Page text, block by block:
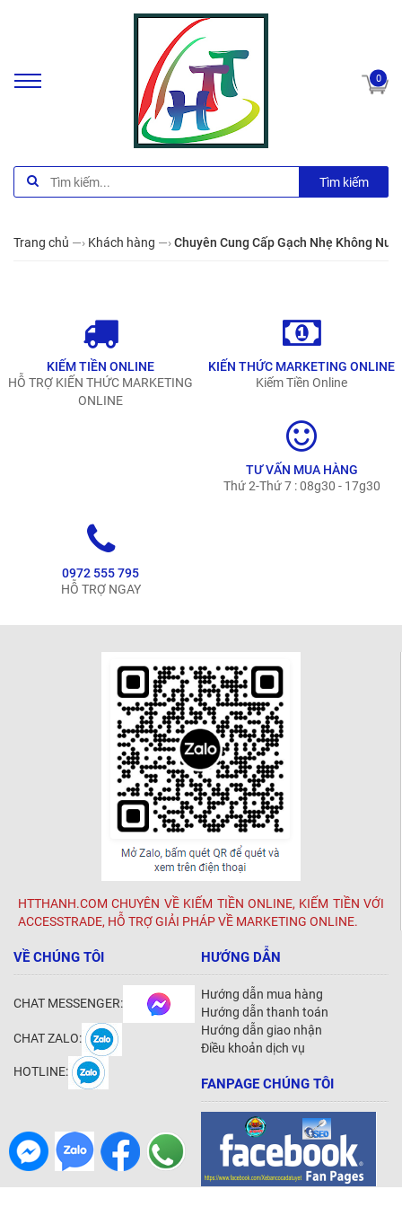
0
Tìm kiếm
Trang chủ —› Khách hàng —›Chuyên Cung Cấp Gạch Nhẹ Không
KIẾM TIỀN ONLINE
HỖ TRỢ KIẾN THỨC MARKETING
ONLINE
KIẾN THỨC MARKETING ONLINE
Kiếm Tiền Online
TƯ VẤN MUA HÀNG
Thứ 2-Thứ 7 : 08g30 - 17g30
0972 555 795
HỖ TRỢ NGAY
HTTHANH.COM CHUYÊN VỀ KIẾM TIỀN ONLINE, KIẾM TIỀN VỚI
ACCESSTRADE, HỖ TRỢ GIẢI PHÁP VỀ MARKETING ONLINE.
VỀ CHÚNG TÔI
CHAT MESSENGER:
CHAT ZALO:
HOTLINE:
HƯỚNG DẪN
Hướng dẫn mua hàng
Hướng dẫn thanh toán
Hướng dẫn giao nhận
Điều khoản dịch vụ
FANPAGE CHÚNG TÔI